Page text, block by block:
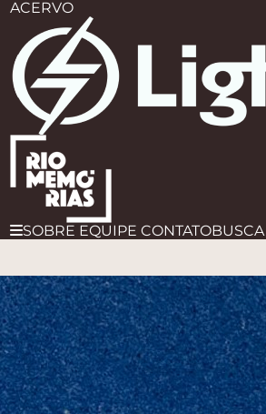
ACERVO
SOBRE EQUIPE CONTATOBUSCA